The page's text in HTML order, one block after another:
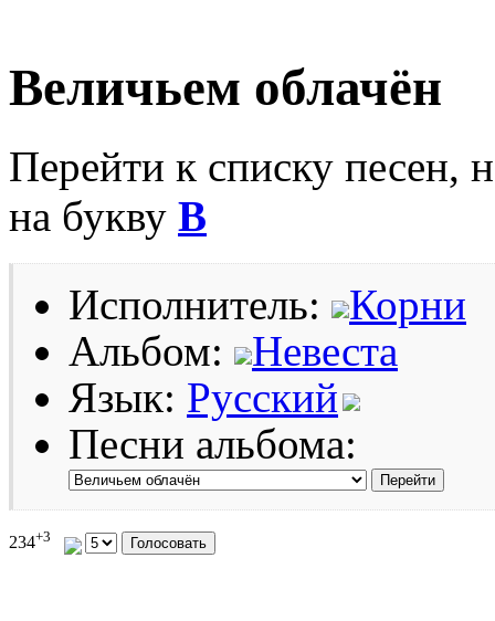
Величьем облачён
Перейти к списку песен,
на букву В
Исполнитель:
Корни
Альбом:
Невеста
Язык: Русский
Песни альбома:
234+3